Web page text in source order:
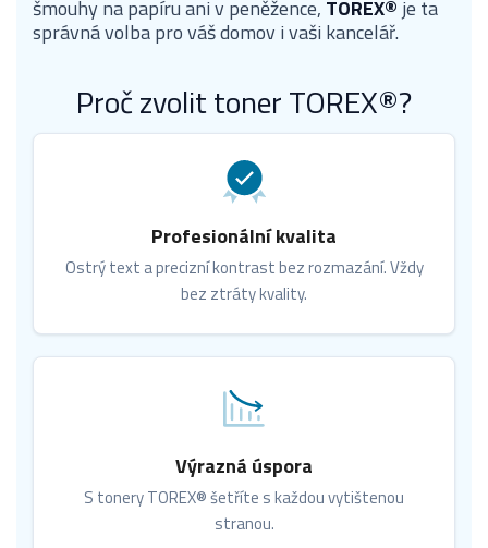
šmouhy na papíru ani v peněžence, TOREX® je ta
správná volba pro váš domov i vaši kancelář.
Proč zvolit toner TOREX®?
Profesionální kvalita
Ostrý text a precizní kontrast bez rozmazání. Vždy
bez ztráty kvality.
Výrazná úspora
S tonery TOREX® šetříte s každou vytištenou
stranou.